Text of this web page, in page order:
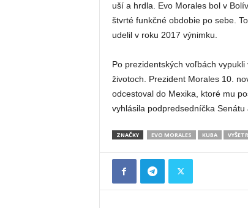
uší a hrdla. Evo Morales bol v
štvrté funkčné obdobie po sebe.
udelil v roku 2017 výnimku.
Po prezidentských voľbách
životoch. Prezident Morales 10.
odcestoval do Mexika, ktoré mu
vyhlásila podpredsedníčka Senátu
ZNAČKY EVO MORALES KUBA